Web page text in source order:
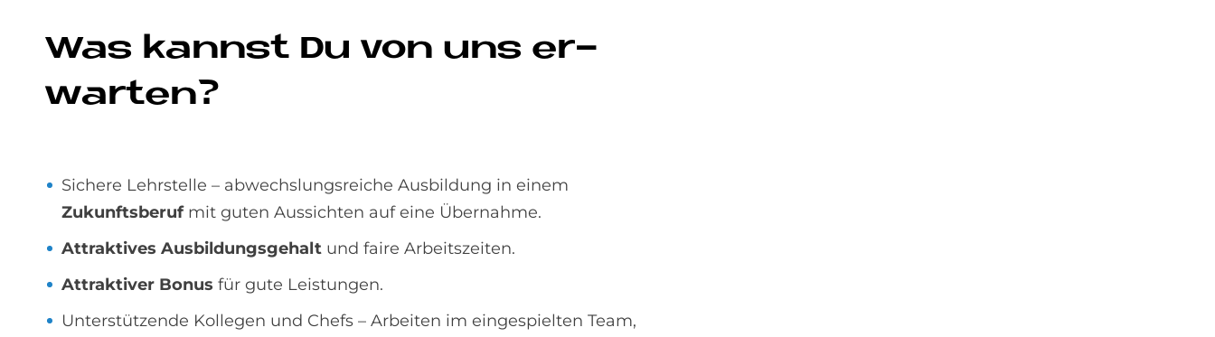
Was kannst Du von uns er­
war­ten?
Sichere Lehrstelle – abwechslungsreiche Ausbildung in einem
Zukunftsberufmit guten Aussichten auf eine Übernahme.
Attraktives Ausbildungsgehalt und faire Arbeitszeiten.
Attraktiver Bonus für gute Leistungen.
Unterstützende Kollegen und Chefs – Arbeiten im eingespielten Team,